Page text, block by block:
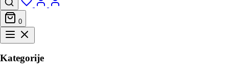
0
Kategorije